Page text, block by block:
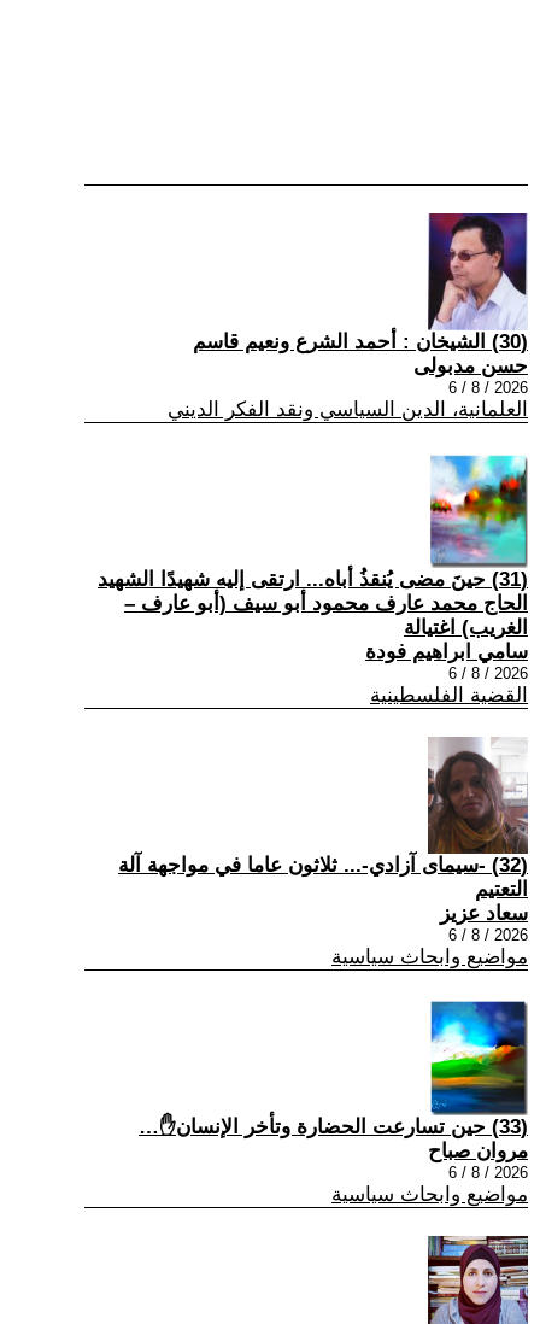
(30) الشيخان : أحمد الشرع ونعيم قاسم
حسن مدبولى
2026 / 8 / 6
العلمانية، الدين السياسي ونقد الفكر الديني
(31) حينَ مضى يُنقذُ أباه... ارتقى إليه شهيدًا الشهيد
الحاج محمد عارف محمود أبو سيف (أبو عارف –
الغريب) اغتيالة
سامي ابراهيم فودة
2026 / 8 / 6
القضية الفلسطينية
(32) -سيمای آزادي-... ثلاثون عاما في مواجهة آلة
التعتيم
سعاد عزيز
2026 / 8 / 6
مواضيع وابحاث سياسية
(33) حين تسارعت الحضارة وتأخر الإنسان✋…
مروان صباح
2026 / 8 / 6
مواضيع وابحاث سياسية